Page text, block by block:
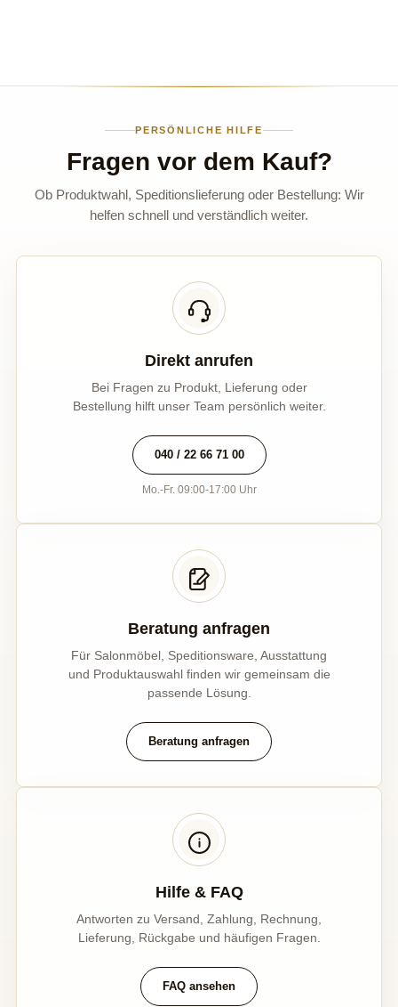
PERSÖNLICHE HILFE
Fragen vor dem Kauf?
Ob Produktwahl, Speditionslieferung oder Bestellung: Wir
helfen schnell und verständlich weiter.
Direkt anrufen
Bei Fragen zu Produkt, Lieferung oder
Bestellung hilft unser Team persönlich weiter.
040 / 22 66 71 00
Mo.-Fr. 09:00-17:00 Uhr
Beratung anfragen
Für Salonmöbel, Speditionsware, Ausstattung
und Produktauswahl finden wir gemeinsam die
passende Lösung.
Beratung anfragen
Hilfe & FAQ
Antworten zu Versand, Zahlung, Rechnung,
Lieferung, Rückgabe und häufigen Fragen.
FAQ ansehen